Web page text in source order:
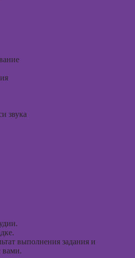
звука
выполнения задания и
вами.